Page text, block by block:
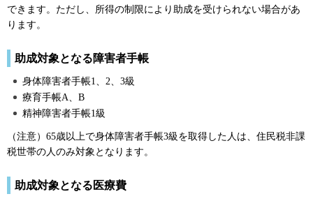
できます。ただし、所得の制限により助成を受けられない場合があ
ります。
助成対象となる障害者手帳
身体障害者手帳1、2、3級
療育手帳A、B
精神障害者手帳1級
（注意）65歳以上で身体障害者手帳3級を取得した人は、住民税非課
税世帯の人のみ対象となります。
助成対象となる医療費